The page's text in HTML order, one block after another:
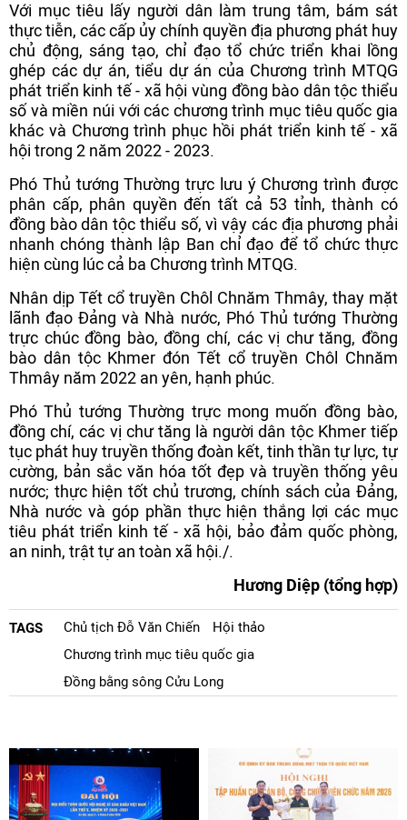
Với mục tiêu lấy người dân làm trung tâm, bám sát
thực tiễn, các cấp ủy chính quyền địa phương phát huy
chủ động, sáng tạo, chỉ đạo tổ chức triển khai lồng
ghép các dự án, tiểu dự án của Chương trình MTQG
phát triển kinh tế - xã hội vùng đồng bào dân tộc thiểu
số và miền núi với các chương trình mục tiêu quốc gia
khác và Chương trình phục hồi phát triển kinh tế - xã
hội trong 2 năm 2022 - 2023.
Phó Thủ tướng Thường trực lưu ý Chương trình được
phân cấp, phân quyền đến tất cả 53 tỉnh, thành có
đồng bào dân tộc thiểu số, vì vậy các địa phương phải
nhanh chóng thành lập Ban chỉ đạo để tổ chức thực
hiện cùng lúc cả ba Chương trình MTQG.
Nhân dịp Tết cổ truyền Chôl Chnăm Thmây, thay mặt
lãnh đạo Đảng và Nhà nước, Phó Thủ tướng Thường
trực chúc đồng bào, đồng chí, các vị chư tăng, đồng
bào dân tộc Khmer đón Tết cổ truyền Chôl Chnăm
Thmây năm 2022 an yên, hạnh phúc.
Phó Thủ tướng Thường trực mong muốn đồng bào,
đồng chí, các vị chư tăng là người dân tộc Khmer tiếp
tục phát huy truyền thống đoàn kết, tinh thần tự lực, tự
cường, bản sắc văn hóa tốt đẹp và truyền thống yêu
nước; thực hiện tốt chủ trương, chính sách của Đảng,
Nhà nước và góp phần thực hiện thắng lợi các mục
tiêu phát triển kinh tế - xã hội, bảo đảm quốc phòng,
an ninh, trật tự an toàn xã hội./.
Hương Diệp (tổng hợp)
TAGS Chủ tịch Đỗ Văn Chiến
Hội thảo
Chương trình mục tiêu quốc gia
Đồng bằng sông Cửu Long